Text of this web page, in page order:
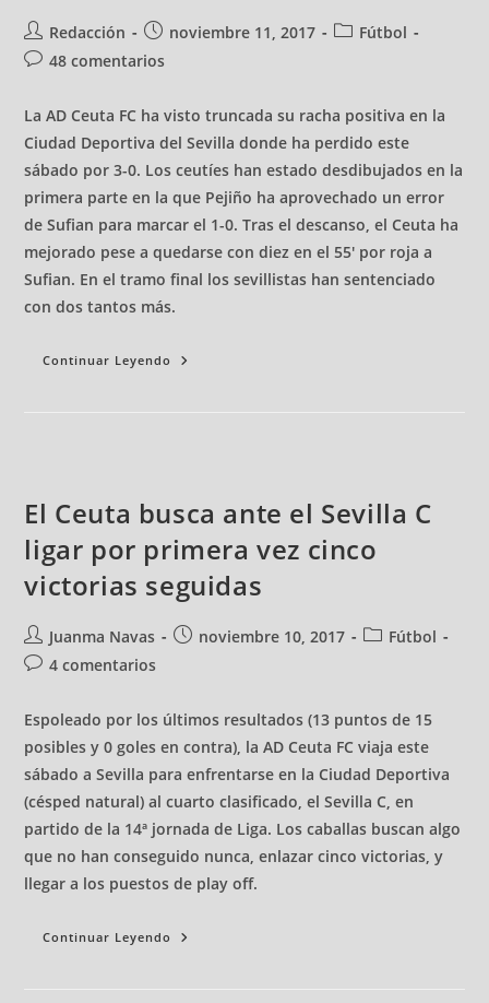
Redacción noviembre 11, 2017
Fútbol
48 comentarios
La AD Ceuta FC ha visto truncada su racha positiva en la
Ciudad Deportiva del Sevilla donde ha perdido este
sábado por 3-0. Los ceutíes han estado desdibujados en la
primera parte en la que Pejiño ha aprovechado un error
de Sufian para marcar el 1-0. Tras el descanso, el Ceuta ha
mejorado pese a quedarse con diez en el 55' por roja a
Sufian. En el tramo final los sevillistas han sentenciado
con dos tantos más.
Continuar Leyendo
El Ceuta busca ante el Sevilla C
ligar por primera vez cinco
victorias seguidas
Juanma Navas noviembre 10, 2017
Fútbol
4 comentarios
Espoleado por los últimos resultados (13 puntos de 15
posibles y 0 goles en contra), la AD Ceuta FC viaja este
sábado a Sevilla para enfrentarse en la Ciudad Deportiva
(césped natural) al cuarto clasificado, el Sevilla C, en
partido de la 14ª jornada de Liga. Los caballas buscan algo
que no han conseguido nunca, enlazar cinco victorias, y
llegar a los puestos de play off.
Continuar Leyendo